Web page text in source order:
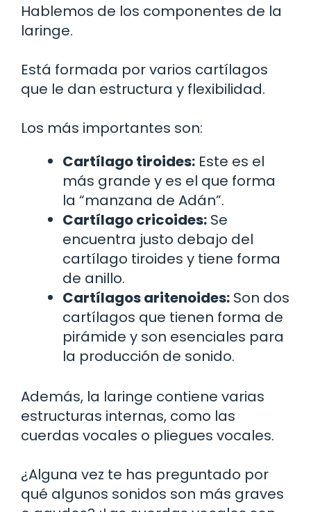
Hablemos de los componentes de la
laringe.
Está formada por varios cartílagos
que le dan estructura y flexibilidad.
Los más importantes son:
Cartílago tiroides: Este es el
más grande y es el que forma
la “manzana de Adán”.
Cartílago cricoides: Se
encuentra justo debajo del
cartílago tiroides y tiene forma
de anillo.
Cartílagos aritenoides: Son dos
cartílagos que tienen forma de
pirámide y son esenciales para
la producción de sonido.
Además, la laringe contiene varias
estructuras internas, como las
cuerdas vocales o pliegues vocales.
¿Alguna vez te has preguntado por
qué algunos sonidos son más graves